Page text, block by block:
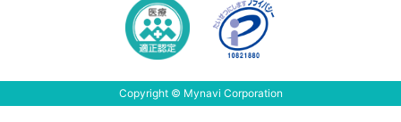
Copyright © Mynavi Corporation